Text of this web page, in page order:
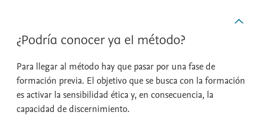
¿Podría conocer ya el método?
Para llegar al método hay que pasar por una fase de
formación previa. El objetivo que se busca con la formación
es activar la sensibilidad ética y, en consecuencia, la
capacidad de discernimiento.